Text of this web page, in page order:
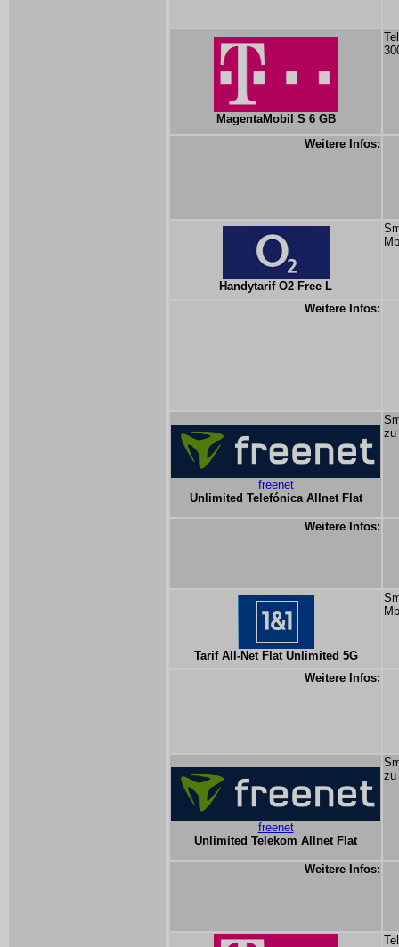
MagentaMobil S 6 GB
Weitere Infos:
Handytarif O2 Free L
Weitere Infos:
freenet
Unlimited Telefónica Allnet Flat
zu
Weitere Infos:
Tarif All-Net Flat Unlimited 5G
Weitere Infos:
freenet
Unlimited Telekom Allnet Flat
zu
Weitere Infos: